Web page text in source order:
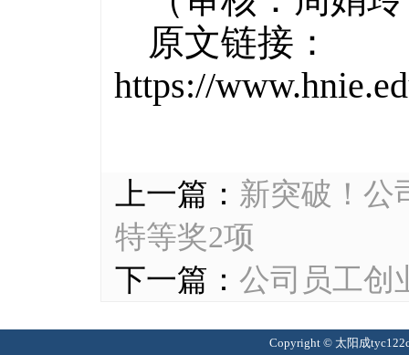
原文链接：
https://
上一篇： 新突破！公
特等奖2项
下一篇： 公司员工创
Copyright © 太阳成